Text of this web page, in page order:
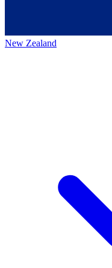
New Zealand